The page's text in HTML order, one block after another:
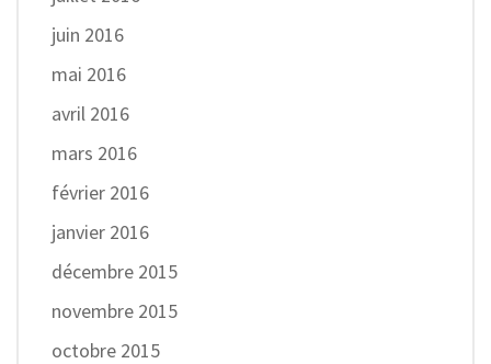
juin 2016
mai 2016
avril 2016
mars 2016
février 2016
janvier 2016
décembre 2015
novembre 2015
octobre 2015